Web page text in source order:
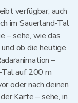
verfügbar, auch
im Sauerland-Tal
– sehe, wie das
ob die heutige
–
Tal auf 200 m
oder nach deinen
Karte – sehe, in